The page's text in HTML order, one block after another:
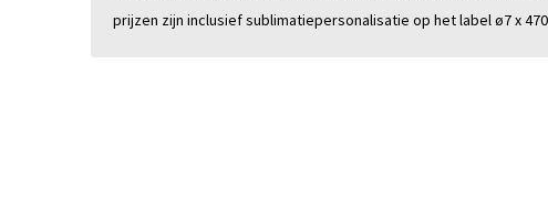
prijzen zijn inclusief sublimatiepersonalisatie op het label ø7 x